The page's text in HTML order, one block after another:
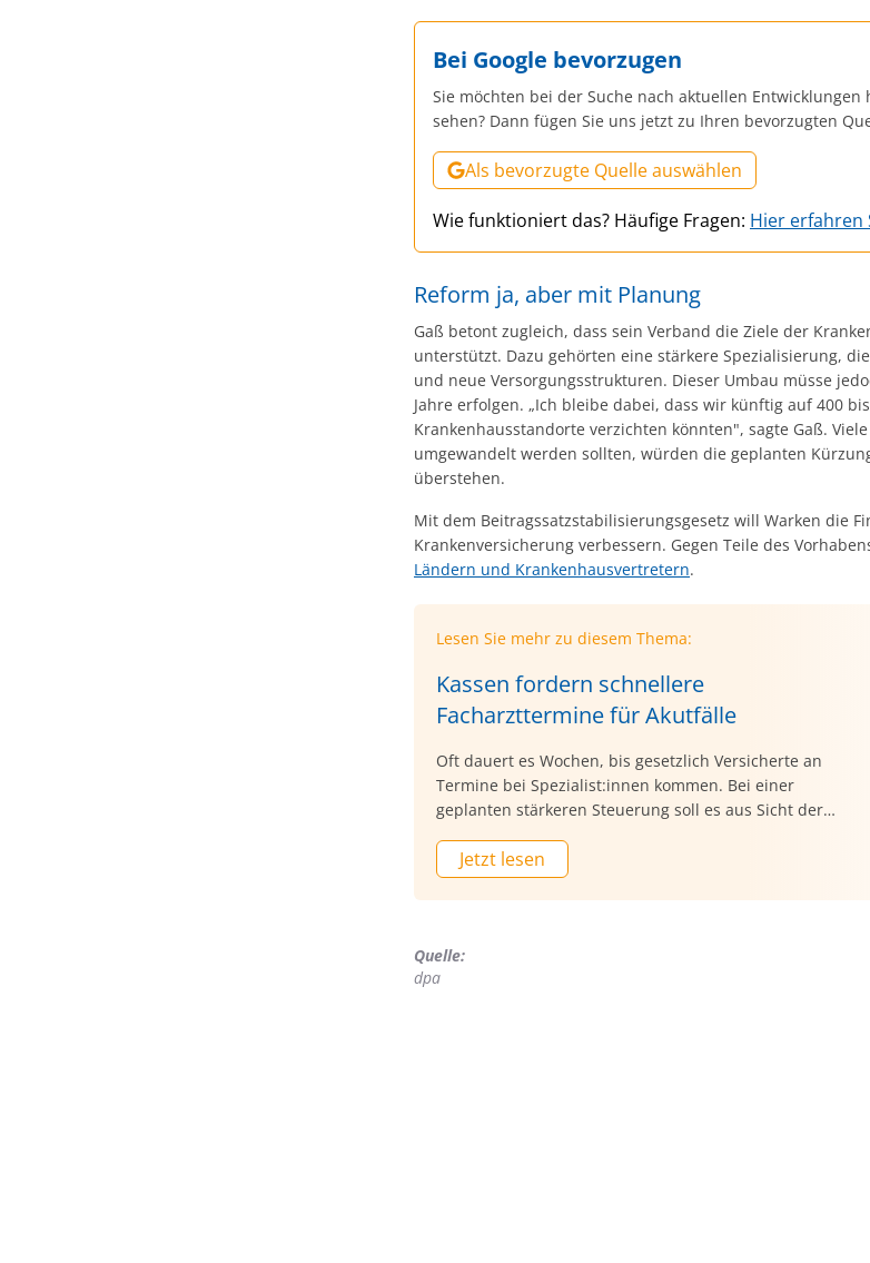
Bei Google bevorzugen
Sie möchten bei der Suche nach aktuellen Entwicklungen
sehen? Dann fügen Sie uns jetzt zu Ihren bevorzugten
Als bevorzugte Quelle auswählen
Wie funktioniert das? Häufige Fragen: Hier erfahren
Reform ja, aber mit Planung
Gaß betont zugleich, dass sein Verband die Ziele der
unterstützt. Dazu gehörten eine stärkere Spezialisierung,
und neue Versorgungsstrukturen. Dieser Umbau müsse
Jahre erfolgen. „Ich bleibe dabei, dass wir künftig auf 400
Krankenhausstandorte verzichten könnten", sagte Gaß.
umgewandelt werden sollten, würden die geplanten
überstehen.
Mit dem Beitragssatzstabilisierungsgesetz will Warken die
Krankenversicherung verbessern. Gegen Teile des
Ländern und Krankenhausvertretern.
Lesen Sie mehr zu diesem Thema:
Kassen fordern schnellere
Facharzttermine für Akutfälle
Oft dauert es Wochen, bis gesetzlich Versicherte an
Termine bei Spezialist:innen kommen. Bei einer
geplanten stärkeren Steuerung soll es aus Sicht der
Jetzt lesen
Quelle:
dpa